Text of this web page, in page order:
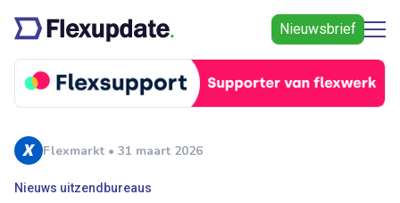
Nieuwsbrief
Flexmarkt • 31 maart 2026
Nieuws uitzendbureaus